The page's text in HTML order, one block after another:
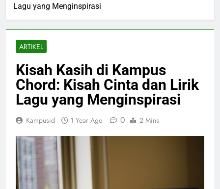
Lagu yang Menginspirasi
ARTIKEL
Kisah Kasih di Kampus
Chord: Kisah Cinta dan Lirik
Lagu yang Menginspirasi
Kampusid 1 Year Ago 0 2 Mins